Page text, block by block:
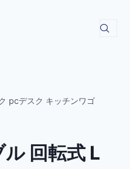
pcデスク キッチンワゴ
回転式 L